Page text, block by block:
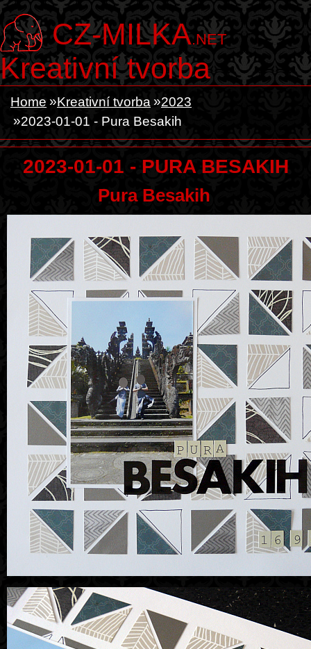
CZ-MILKA.NET
Kreativní tvorba
Home Kreativní tvorba
2023
2023-01-01 - Pura Besakih
2023-01-01 - PURA BESAKIH
Pura Besakih